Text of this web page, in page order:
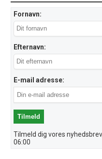
Fornavn:
Efternavn:
E-mail adresse:
Tilmeld dig vores
06:00